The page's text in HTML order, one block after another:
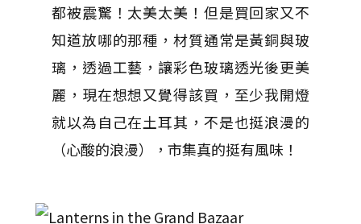
都被震驚！太美太美！但是買回家又不
知道放哪的那種，材質通常是黃銅與玻
璃，透過工藝，讓彩色玻璃透光後更美
麗，現在想想又覺得該買，至少我開燈
就以為自己在土耳其，不是也挺浪漫的
（心酸的浪漫），市集真的挺有風味！